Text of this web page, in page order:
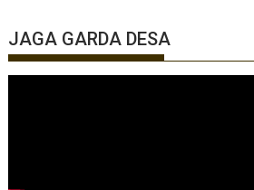
JAGA GARDA DESA